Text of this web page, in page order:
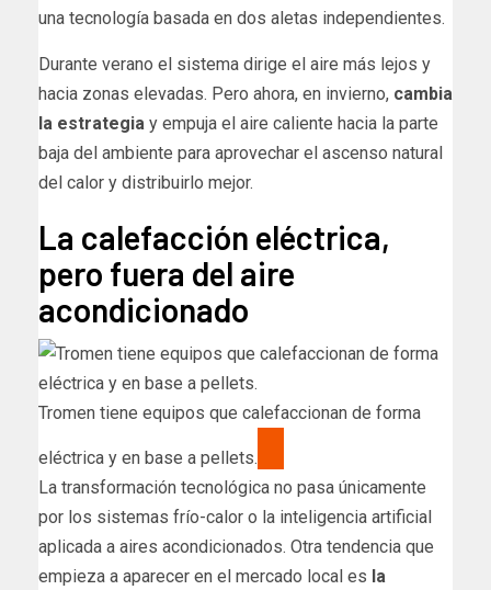
una tecnología basada en dos aletas independientes.
Durante verano el sistema dirige el aire más lejos y
hacia zonas elevadas. Pero ahora, en invierno, cambia
la estrategia y empuja el aire caliente hacia la parte
baja del ambiente para aprovechar el ascenso natural
del calor y distribuirlo mejor.
La calefacción eléctrica,
pero fuera del aire
acondicionado
Tromen tiene equipos que calefaccionan de forma
eléctrica y en base a pellets.
La transformación tecnológica no pasa únicamente
por los sistemas frío-calor o la inteligencia artificial
aplicada a aires acondicionados. Otra tendencia que
empieza a aparecer en el mercado local es la